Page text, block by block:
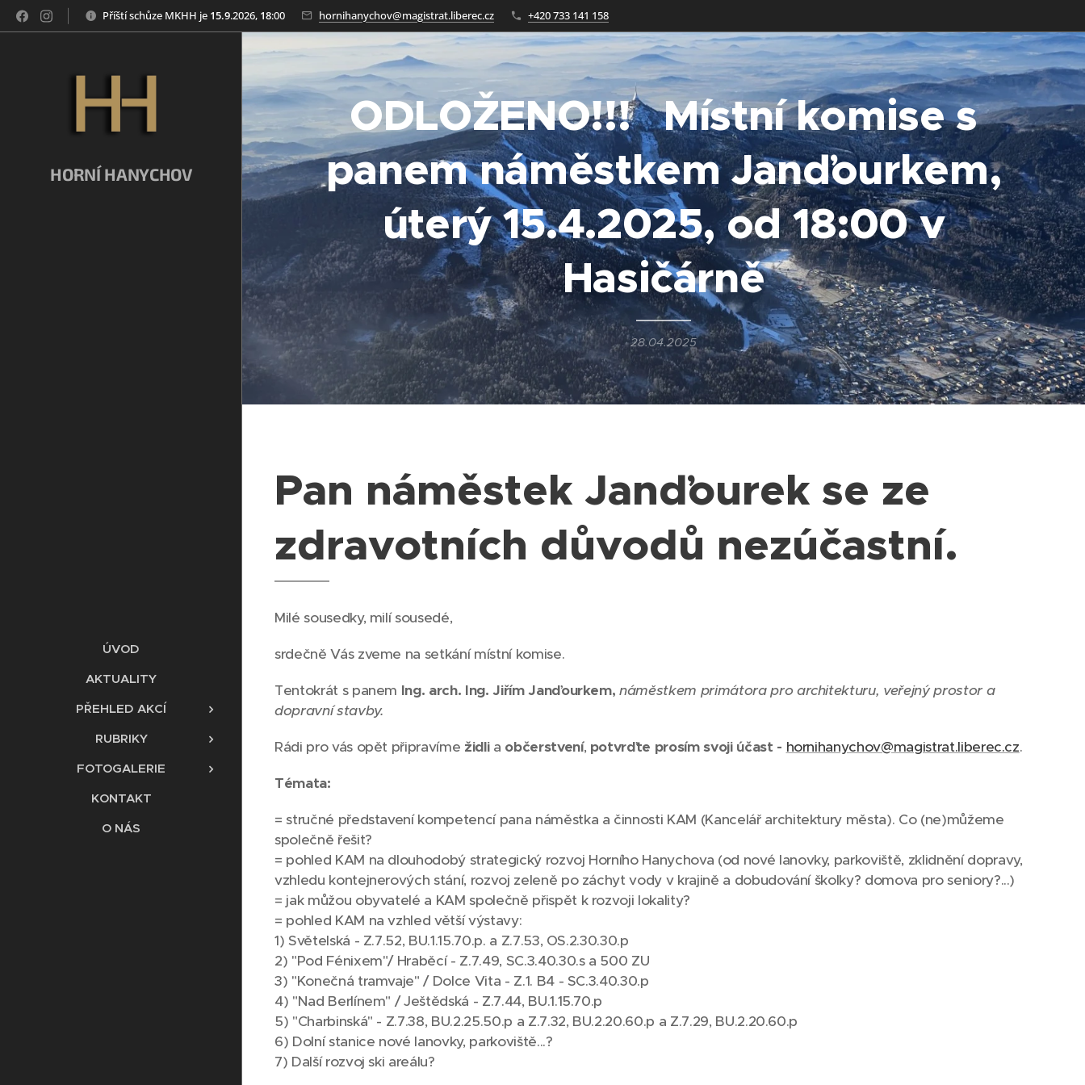
Příští schůze MKHH je 15.9.2026, 18:00 hornihanychov@magistrat.liberec.cz +420 733 141 158
HORNÍ HANYCHOV
ÚVOD
AKTUALITY
PŘEHLED AKCÍ
RUBRIKY
FOTOGALERIE
KONTAKT
O NÁS
ODLOŽENO!!! Místní komise s
panem náměstkem Janďourkem,
úterý 15.4.2025, od 18:00 v
Hasičárně
28.04.2025
Pan náměstek Janďourek se ze
zdravotních důvodů nezúčastní.
Milé sousedky, milí sousedé,
srdečně Vás zveme na setkání místní komise.
Tentokrát s panem Ing. arch. Ing.Jiřím Janďourkem, náměstkem primátora pro architekturu, veřejný prostor a
dopravní stavby.
Rádi pro vás opět připravíme židlia občerstvení, potvrďte prosím svoji účast - hornihanychov@magistrat.liberec.cz.
Témata:
= stručné představení kompetencí pana náměstka a činnosti KAM (Kancelář architektury města). Co (ne)můžeme
společně řešit?
= pohled KAM na dlouhodobý strategický rozvoj Horního Hanychova (od nové lanovky, parkoviště, zklidnění dopravy,
vzhledu kontejnerových stání, rozvoj zeleně po záchyt vody v krajině a dobudování školky? domova pro seniory?...)
= jak můžou obyvatelé a KAM společně přispět k rozvoji lokality?
= pohled KAM na vzhled větší výstavy:
1) Světelská - Z.7.52, BU.1.15.70.p. a Z.7.53, OS.2.30.30.p
2) "Pod Fénixem"/ Hraběcí - Z.7.49, SC.3.40.30.s a 500 ZU
3) "Konečná tramvaje" / Dolce Vita - Z.1. B4 - SC.3.40.30.p
4) "Nad Berlínem" / Ještědská - Z.7.44, BU.1.15.70.p
5) "Charbinská" - Z.7.38, BU.2.25.50.p a Z.7.32, BU.2.20.60.p a Z.7.29, BU.2.20.60.p
6) Dolní stanice nové lanovky, parkoviště...?
7) Další rozvoj ski areálu?